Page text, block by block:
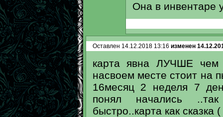
Она в инвентаре
Оставлен 14.12.2018 13:16 изменен
карта явна ЛУЧШЕ
насвоем месте стоит на
16месяц 2 неделя 7
понял начались
быстро..карта как сказка